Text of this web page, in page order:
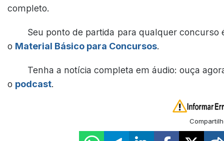
completo.
Seu ponto de partida para qualquer concurso
o Material Básico para Concursos.
Tenha a notícia completa em áudio: ouça
o podcast.